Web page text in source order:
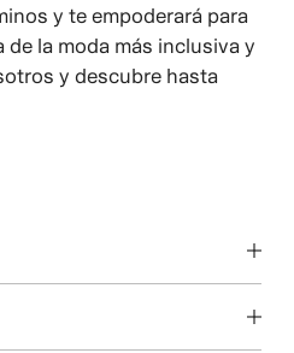
y te empoderará para
la moda más inclusiva y
y descubre hasta
trabajo